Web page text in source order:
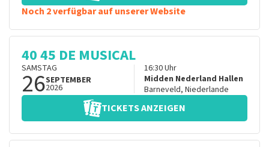
Noch 2 verfügbar auf unserer Website
40 45 DE MUSICAL
SAMSTAG
26SEPTEMBER
2026
16:30Uhr
Midden Nederland Hallen
Barneveld, Niederlande
TICKETS ANZEIGEN